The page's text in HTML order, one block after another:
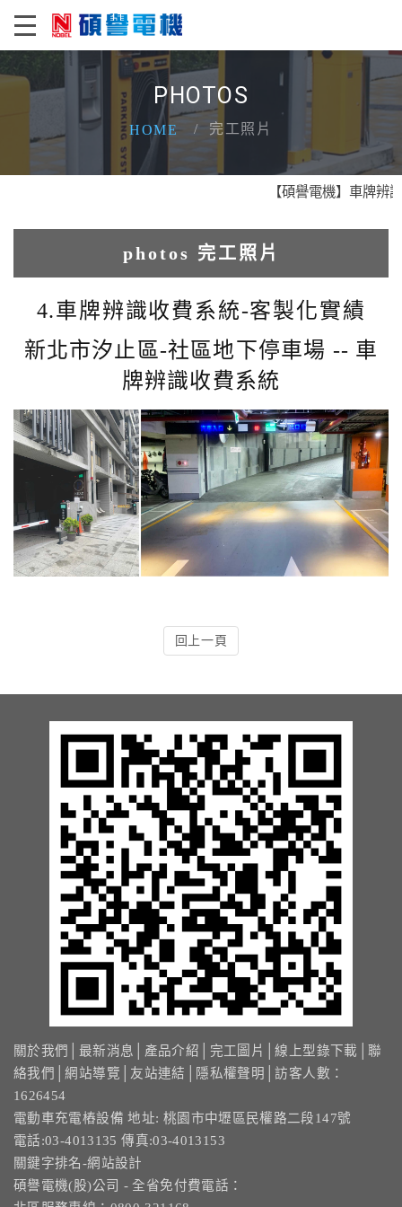
PHOTOS
HOME 完工照片
【碩譽電機】車牌辨
photos 完工照片
1.人臉辨識系統實績
2.電動柵欄機系列實績
3.車牌辨識收費系統實績
4.車牌辨識收費系統-客製化實績
5.停車收費系統系列實績
6.停車收費系統-地閘式實績
7.人員管制機系列實績
9.車位在席導引系列實績
11.周邊配備-紅綠燈實績
12.周邊配備-滿車燈箱實績
13.周邊配備-防撞條實績
14.邊配備-車輪檔實績
15.周邊配備-安全警示實績
17.周邊配備-方向指示實績
18.周邊配備-車位架實績
20.智能汽機車充電樁設備實績
21.車道資訊看板實績
4.車牌辨識收費系統-客製化實績
新北市汐止區-社區地下停車場 -- 車
牌辨識收費系統
回上一頁
關於我們 最新消息 產品介紹 完工圖片 │線上型錄下載 │聯
絡我們
│網站導覽 友站連結 隱私權聲明
│訪客人數：
1626454
電動車充電樁設備 地址: 桃園市中壢區民權路二段147號
電話:03-4013135 傳真:03-4013153
關鍵字排名-網站設計
碩譽電機(股)公司 - 全省免付費電話：